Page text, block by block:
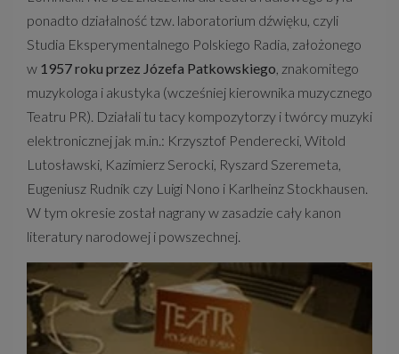
ponadto działalność tzw. laboratorium dźwięku, czyli
Studia Eksperymentalnego Polskiego Radia, założonego
w 1957 roku przez Józefa Patkowskiego, znakomitego
muzykologa i akustyka (wcześniej kierownika muzycznego
Teatru PR). Działali tu tacy kompozytorzy i twórcy muzyki
elektronicznej jak m.in.: Krzysztof Penderecki, Witold
Lutosławski, Kazimierz Serocki, Ryszard Szeremeta,
Eugeniusz Rudnik czy Luigi Nono i Karlheinz Stockhausen.
W tym okresie został nagrany w zasadzie cały kanon
literatury narodowej i powszechnej.